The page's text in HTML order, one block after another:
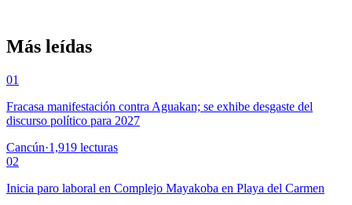
Más leídas
01
Fracasa manifestación contra Aguakan; se exhibe desgaste del
discurso político para 2027
Cancún·1,919 lecturas
02
Inicia paro laboral en Complejo Mayakoba en Playa del Carmen